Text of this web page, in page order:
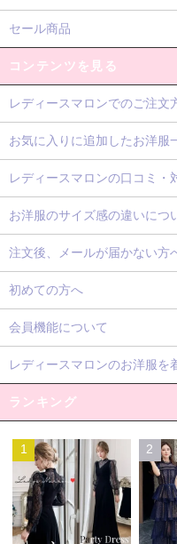
セール商品
コンテンツを見る
レディースマロンでのご注文
お気に入りに追加したお洋服
レディースマロンの口コミ・
お洋服のサイズ感の違いにつ
注文後、メールが届かない方
初めての方へ
会員機能について
レディースマロンのお洋服を
ランキング
1 2